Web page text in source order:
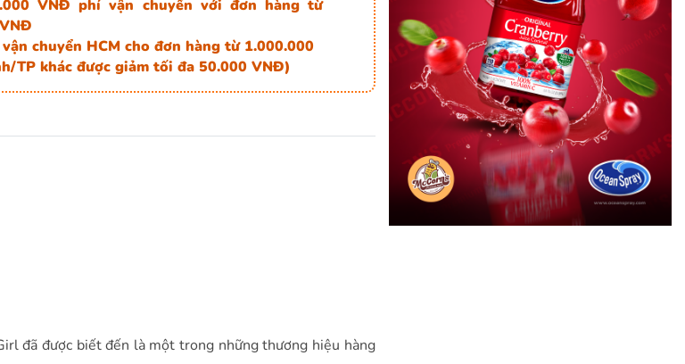
VNĐ phí vận chuyển với đơn hàng từ
chuyển HCM cho đơn hàng từ 1.000.000
TP khác được giảm tối đa 50.000 VNĐ)
đã được biết đến là một trong những thương hiệu hàng